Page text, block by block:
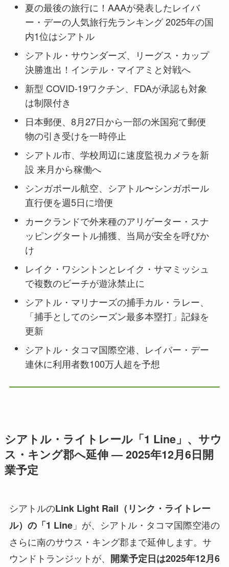
夏の最後の旅行に！AAAが発表したレイバ
ー・デーの人気旅行先ランキング 2025年の国
内1位はシアトル
シアトル・サウンダーズ、リーグス・カップ
決勝進出！インテル・マイアミと対戦へ
新型 COVID-19ワクチン、FDAが承認も対象
は制限付き
日本郵便、8月27日から一部の米国宛て郵便
物の引き受けを一時停止
シアトル市、学校周辺に速度監視カメラを新
設 来月から稼働へ
シンガポール航空、シアトル〜シンガポール
直行便を週5日に増便
カークランドで外来種のアリゲーター・スナ
ッピングタートル捕獲、当局が安全を呼びか
け
レイク・ワシントンとレイク・サマミッシュ
で複数のビーチが遊泳禁止に
シアトル・マリナーズの捕手カル・ラレー、
「捕手としてのシーズン最多本塁打」記録を
更新
シアトル・タコマ国際空港、レイバー・デー
連休に利用者数100万人超を予想
シアトル・ライトレール「1 Line」、サウ
ス・キング郡へ延伸 ― 2025年12月6日開
業予定
シアトルのLink Light Rail（リンク・ライトレー
ル）の「1 Line」が、シアトル・タコマ国際空港の
さらに南のサウス・キング郡まで延伸します。サ
ウンドトランジットが、 開業予定日は2025年12月6